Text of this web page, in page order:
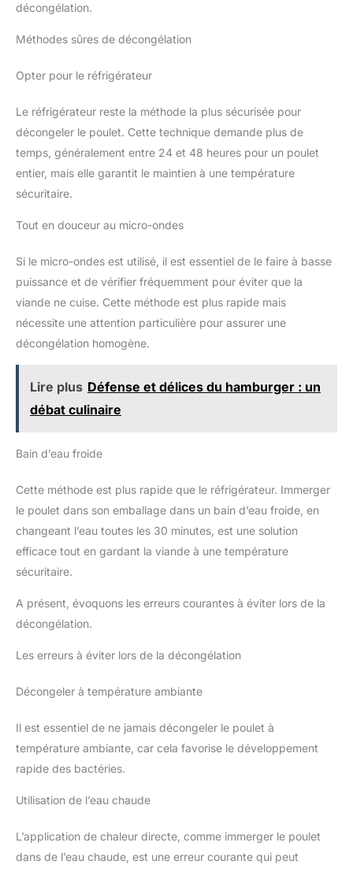
décongélation.
Méthodes sûres de décongélation
Opter pour le réfrigérateur
Le réfrigérateur reste la méthode la plus sécurisée pour
décongeler le poulet. Cette technique demande plus de
temps, généralement entre 24 et 48 heures pour un poulet
entier, mais elle garantit le maintien à une température
sécuritaire.
Tout en douceur au micro-ondes
Si le micro-ondes est utilisé, il est essentiel de le faire à basse
puissance et de vérifier fréquemment pour éviter que la
viande ne cuise. Cette méthode est plus rapide mais
nécessite une attention particulière pour assurer une
décongélation homogène.
Lire plus Défense et délices du hamburger : un
débat culinaire
Bain d’eau froide
Cette méthode est plus rapide que le réfrigérateur. Immerger
le poulet dans son emballage dans un bain d’eau froide, en
changeant l’eau toutes les 30 minutes, est une solution
efficace tout en gardant la viande à une température
sécuritaire.
A présent, évoquons les erreurs courantes à éviter lors de la
décongélation.
Les erreurs à éviter lors de la décongélation
Décongeler à température ambiante
Il est essentiel de ne jamais décongeler le poulet à
température ambiante, car cela favorise le développement
rapide des bactéries.
Utilisation de l’eau chaude
L’application de chaleur directe, comme immerger le poulet
dans de l’eau chaude, est une erreur courante qui peut